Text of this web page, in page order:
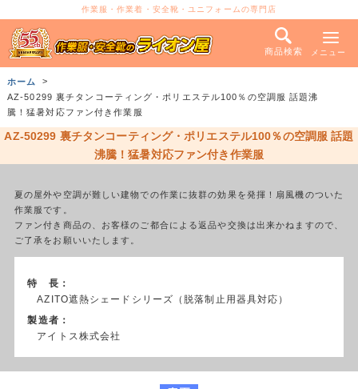
作業服・作業着・安全靴・ユニフォームの専門店
商品検索 メニュー
ホーム
AZ-50299 裏チタンコーティング・ポリエステル100％の空調服 話題沸
騰！猛暑対応ファン付き作業服
AZ-50299 裏チタンコーティング・ポリエステル100％の空調服 話題
沸騰！猛暑対応ファン付き作業服
夏の屋外や空調が難しい建物での作業に抜群の効果を発揮！扇風機のついた
作業服です。
ファン付き商品の、お客様のご都合による返品や交換は出来かねますので、
ご了承をお願いいたします。
特 長：
AZITO遮熱シェードシリーズ（脱落制止用器具対応）
製造者：
アイトス株式会社